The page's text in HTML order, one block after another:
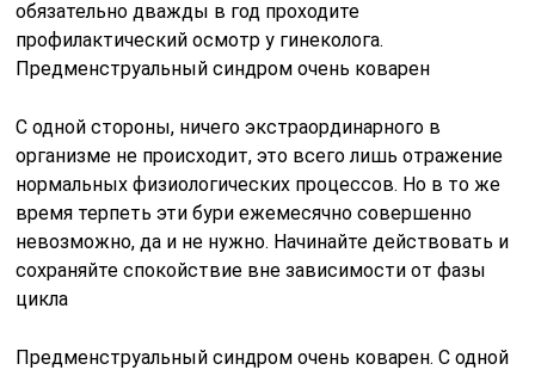
обязательно дважды в год проходите
профилактический осмотр у гинеколога.
Предменструальный синдром очень коварен
С одной стороны, ничего экстраординарного в
организме не происходит, это всего лишь отражение
нормальных физиологических процессов. Но в то же
время терпеть эти бури ежемесячно совершенно
невозможно, да и не нужно. Начинайте действовать и
сохраняйте спокойствие вне зависимости от фазы
цикла
Предменструальный синдром очень коварен. С одной